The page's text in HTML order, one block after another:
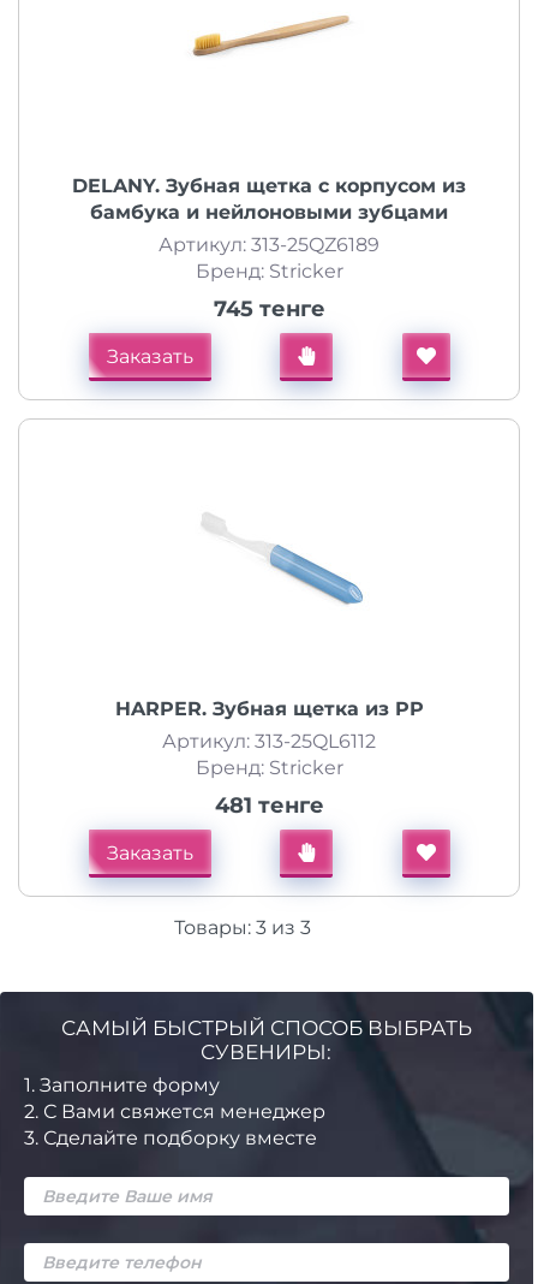
DELANY. Зубная щетка с корпусом из
бамбука и нейлоновыми зубцами
Артикул: 313-25QZ6189
Бренд: Stricker
745 тенге
Заказать
HARPER. Зубная щетка из PP
Артикул: 313-25QL6112
Бренд: Stricker
481 тенге
Заказать
Товары: 3из 3
САМЫЙ БЫСТРЫЙ СПОСОБ ВЫБРАТЬ
СУВЕНИРЫ:
1. Заполните форму
2. С Вами свяжется менеджер
3. Сделайте подборку вместе